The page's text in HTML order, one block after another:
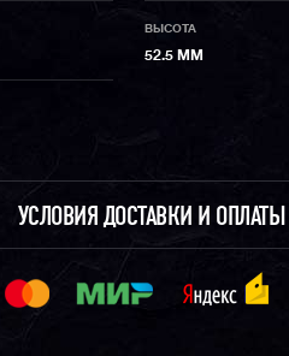
ВЫСОТА
52.5 ММ
УСЛОВИЯ ДОСТАВКИ И ОПЛАТЫ